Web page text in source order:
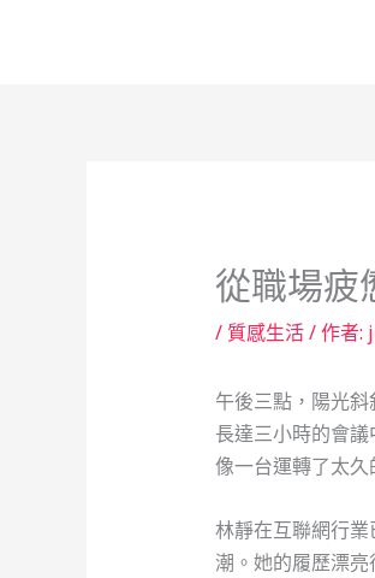
從職場疲
/ 質感生活/ 作者:
午後三點，陽光
長達三小時的會
像一台運轉了太
林靜在互聯網行
潮。她的履歷漂